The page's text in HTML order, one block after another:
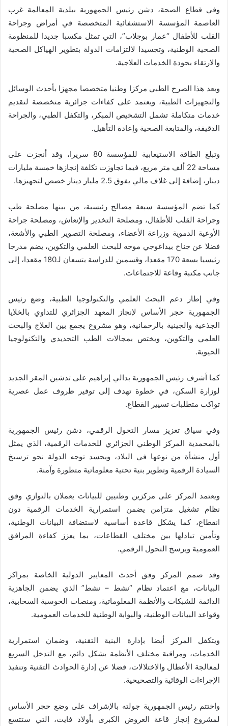
وفي قطاع الصحة، دشن رئيس الجمهورية ببلدية المعالمة غرب
العاصمة المؤسسة الاستشفائية المتخصصة في أمراض وجراحة
القلب للأطفال “عمار بوجلاب”، التي تمثل مكسبا جديدا للمنظومة
الصحية الوطنية، وتجسيدا لالتزامات الدولة بتطوير الهياكل الصحية
والارتقاء بجودة الخدمات العلاجية.
ويعد هذا الصرح الطبي مركزا وطنيا متخصصا مجهزا بأحدث الوسائل
والتجهيزات الطبية، ويعتمد على كفاءات جزائرية متخصصة لتقديم
خدمات متكاملة تشمل التشخيص المبكر، والتكفل الطبي، والجراحة
الدقيقة، والمتابعة الصحية وإعادة التأهيل.
وتبلغ الطاقة الاستيعابية للمؤسسة 80 سريرا، وقد أنجزت على
مساحة 22 ألف متر مربع، فيما تجاوزت تكلفة إنجازها خمسة مليارات
دينار، إضافة إلى غلاف مالي يفوق 2.5 مليار دينار خصص لتجهيزها.
كما تضم المؤسسة سبعة مصالح رئيسية، من بينها مصلحة طب
وجراحة القلب للأطفال، ومصلحة التخدير والإنعاش، ومصلحة جراحة
الأوعية الدموية وزراعة الأعضاء، ومصلحة التصوير الطبي والأشعة،
فضلا عن جناح بيداغوجي موجه للبحث العلمي والتكوين، يضم مدرجا
رئيسيا بسعة 170 مقعدا، وقسمين للدراسة يتسعان لـ180 مقعدا، إلى
جانب مكتبة وقاعة للاجتماعات.
وفي إطار دعم البحث العلمي والتكنولوجيا الطبية، وضع رئيس
الجمهورية حجر الأساس لإنجاز المعهد الجزائري للتداوي بالخلايا
الجذعية والجينية بالرحمانية، وهو مشروع يجمع بين العلاج والبحث
العلمي والتكوين، ويختص بمجالات الطب التجديدي والتكنولوجيا
الحيوية.
كما أشرف رئيس الجمهورية بدالي إبراهيم على تدشين المقر الجديد
لوزارة السكن، في خطوة تهدف إلى توفير ظروف عمل عصرية
تواكب متطلبات تسيير القطاع.
وفي سياق تعزيز مسار التحول الرقمي، دشن رئيس الجمهورية
بالمحمدية المركز الوطني الجزائري للخدمات الرقمية، الذي يمثل
أول منشأة من نوعها في البلاد، ويجسد توجه الدولة نحو ترسيخ
السيادة الرقمية وتطوير بنية تحتية معلوماتية متطورة وآمنة.
ويعتمد المركز على مركزين وطنيين للبيانات يعملان بالتوازي وفق
نظام تشغيل متزامن يضمن استمرارية الخدمات الرقمية دون
انقطاع، كما يشكل قاعدة أساسية لاستضافة البيانات الوطنية،
وتأمين تبادلها بين مختلف القطاعات، بما يعزز كفاءة المرافق
العمومية ويرسخ التحول الرقمي.
وقد صمم المركز وفق أحدث المعايير الدولية الخاصة بمراكز
البيانات، مع اعتماد نظام “نشط – نشط” الذي يضمن الجاهزية
الدائمة للشبكات والأنظمة المعلوماتية، ومنصات الحوسبة السحابية،
وقواعد البيانات الوطنية، والبوابة الوطنية للخدمات العمومية.
ويتكفل المركز أيضا بإدارة البنية التقنية، وضمان استمرارية
الخدمات، ومراقبة مختلف الأنظمة بشكل دائم، مع التدخل السريع
لمعالجة الأعطال والاختلالات، فضلا عن إدارة الحوادث التقنية وتنفيذ
الإجراءات الوقائية والتصحيحية.
واختتم رئيس الجمهورية جولته بالإشراف على وضع حجر الأساس
لمشروع إنجاز قاعة العروض الكبرى بأولاد فايت، التي ستتسع